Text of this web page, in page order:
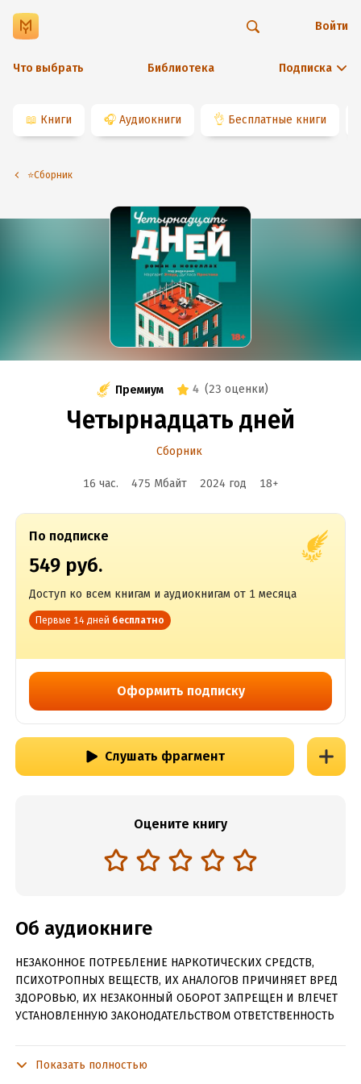
Что выбрать Библиотека Подписка
Войти
📖 Книги 🎧 Аудиокниги 👌 Бесплатные книги
⭐️Сборник
Премиум 4 (23 оценки)
Четырнадцать дней
Сборник
16 час. 475 Мбайт 2024 год 18+
По подписке
549 руб.
Доступ ко всем книгам и аудиокнигам от 1 месяца
Первые 14 дней бесплатно
Оформить подписку
Слушать фрагмент
Оцените книгу
Об аудиокниге
НЕЗАКОННОЕ ПОТРЕБЛЕНИЕ НАРКОТИЧЕСКИХ СРЕДСТВ,
ПСИХОТРОПНЫХ ВЕЩЕСТВ, ИХ АНАЛОГОВ ПРИЧИНЯЕТ ВРЕД
ЗДОРОВЬЮ, ИХ НЕЗАКОННЫЙ ОБОРОТ ЗАПРЕЩЕН И ВЛЕЧЕТ
УСТАНОВЛЕННУЮ ЗАКОНОДАТЕЛЬСТВОМ ОТВЕТСТВЕННОСТЬ
созданный 36 авторами под редакцией таких признанных
Показать полностью